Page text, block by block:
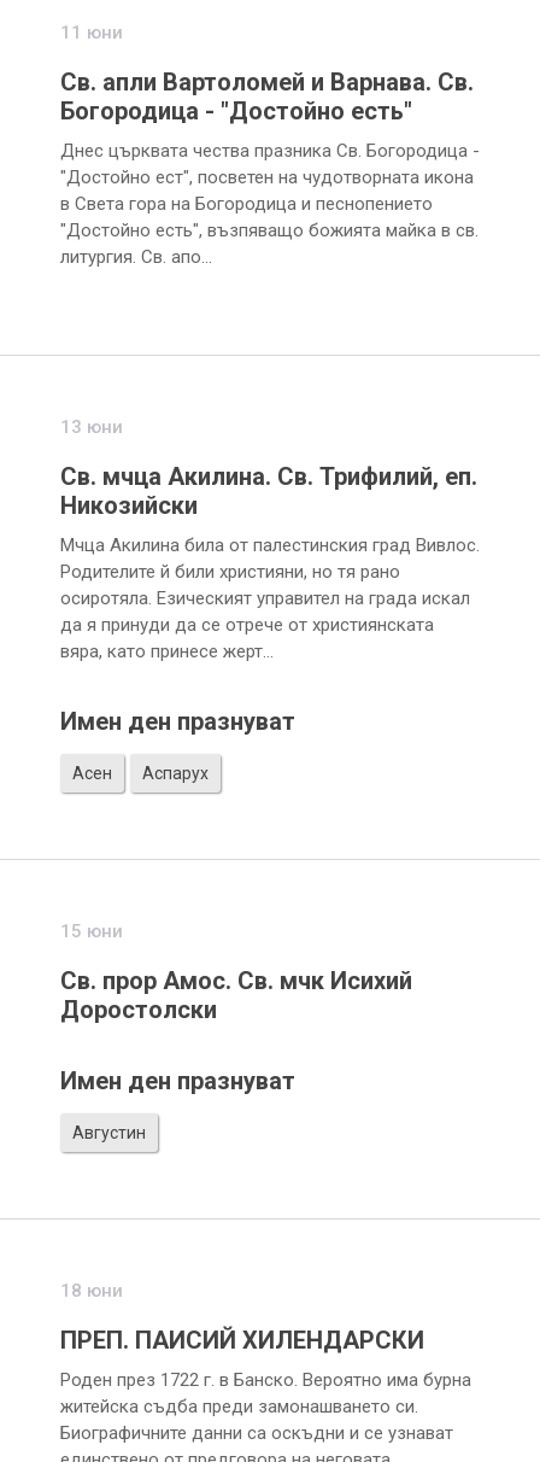
11 юни
Св. апли Вартоломей и Варнава. Св.
Богородица - "Достойно есть"
Днес църквата чества празника Св. Богородица -
"Достойно ест", посветен на чудотворната икона
в Света гора на Богородица и песнопението
"Достойно есть", възпяващо божията майка в св.
литургия. Св. апо…
13 юни
Св. мчца Акилина. Св. Трифилий, еп.
Никозийски
Мчца Акилина била от палестинския град Вивлос.
Родителите й били християни, но тя рано
осиротяла. Езическият управител на града искал
да я принуди да се отрече от християнската
вяра, като принесе жерт…
Имен ден празнуват
Асен Аспарух
15 юни
Св. прор Амос. Св. мчк Исихий
Доростолски
Имен ден празнуват
Августин
18 юни
ПРЕП. ПАИСИЙ ХИЛЕНДАРСКИ
Роден през 1722 г. в Банско. Вероятно има бурна
житейска съдба преди замонашването си.
Биографичните данни са оскъдни и се узнават